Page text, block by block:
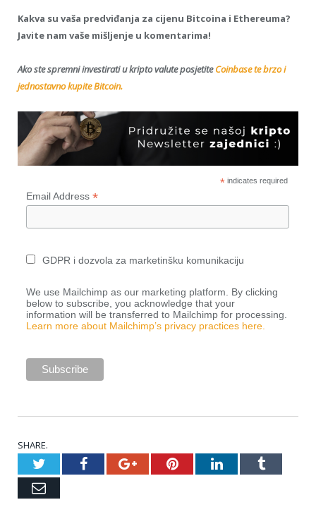
Kakva su vaša predviđanja za cijenu Bitcoina i Ethereuma?
Javite nam vaše mišljenje u komentarima!
Ako ste spremni investirati u kripto valute posjetiteCoinbase te brzo i
jednostavno kupite Bitcoin.
*indicates required
Email Address *
GDPR i dozvola za marketinšku komunikaciju
We use Mailchimp as our marketing platform. By clicking
below to subscribe, you acknowledge that your
information will be transferred to Mailchimp for processing.
Learn more about Mailchimp’s privacy practices here.
SHARE.
TwitterFacebookGoogle+PinterestLinkedInTumblr
Email